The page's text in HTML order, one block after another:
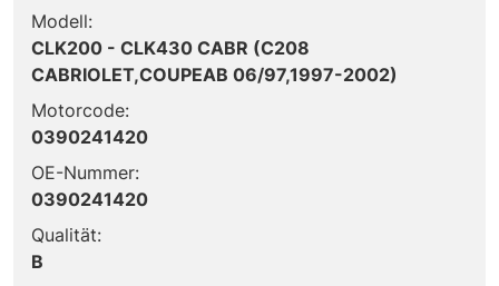
Modell:
CLK200 - CLK430 CABR (C208
CABRIOLET,COUPEAB 06/97,1997-2002)
Motorcode:
0390241420
OE-Nummer:
0390241420
Qualität:
B